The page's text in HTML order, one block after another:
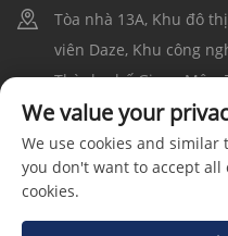
Tòa nhà 13A, Khu đô
viên Daze, Khu công
Thành phố Giang
+86-17316086390
[email protected]
We value your
We use cookies and
you don't want to accept all
cookies.